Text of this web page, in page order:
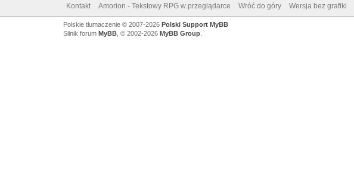
Kontakt Amorion - Tekstowy RPG w przeglądarce Wróć do góry Wersja bez grafiki
Polskie tłumaczenie © 2007-2026 Polski Support MyBB
Silnik forum MyBB, © 2002-2026 MyBB Group.